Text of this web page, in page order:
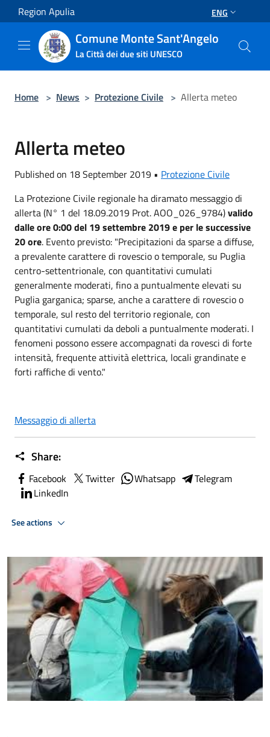
Salta al contenuto principale
Region Apulia ENG
Comune Monte Sant'Angelo
La Città dei due siti UNESCO
Home > News > Protezione Civile > Allerta meteo
Allerta meteo
Published on 18 September 2019 • Protezione Civile
La Protezione Civile regionale ha diramato messaggio di
allerta (N° 1 del 18.09.2019 Prot. AOO_026_9784)valido
dalle ore 0:00 del 19 settembre 2019 e per le successive
20 ore. Evento previsto: "Precipitazioni da sparse a diffuse,
a prevalente carattere di rovescio o temporale, su Puglia
centro-settentrionale, con quantitativi cumulati
generalmente moderati, fino a puntualmente elevati su
Puglia garganica; sparse, anche a carattere di rovescio o
temporale, sul resto del territorio regionale, con
quantitativi cumulati da deboli a puntualmente moderati. I
fenomeni possono essere accompagnati da rovesci di forte
intensità, frequente attività elettrica, locali grandinate e
forti raffiche di vento."
Messaggio di allerta
Share:
Facebook Twitter Whatsapp
Telegram
LinkedIn
See actions